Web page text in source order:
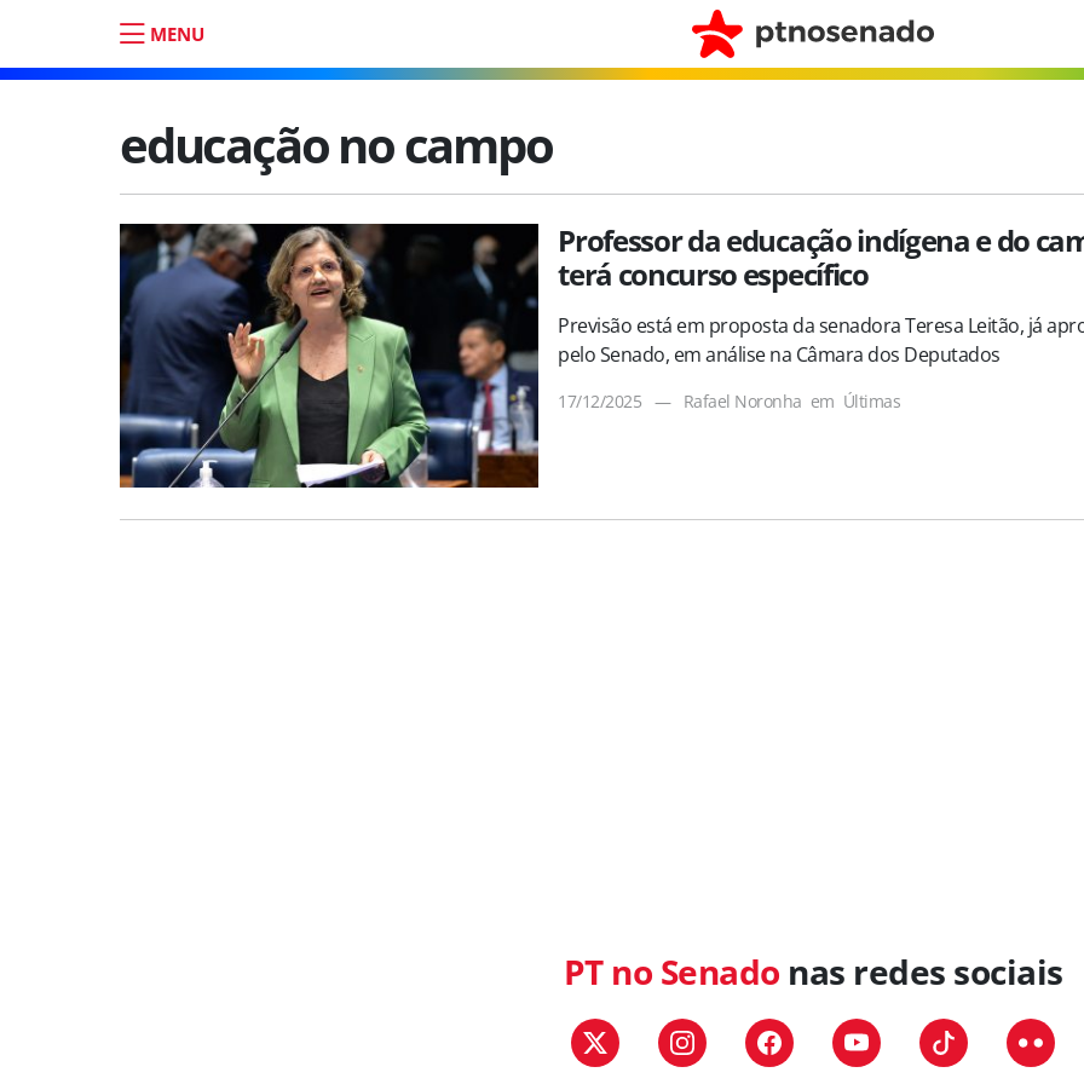
MENU
educação no campo
Professor da educação indígena e do
terá concurso específico
Previsão está em proposta da senadora Teresa Leitão, já
pelo Senado, em análise na Câmara dos Deputados
17/12/2025 — Rafael Noronha em Últimas
PT no Senado nas redes sociais